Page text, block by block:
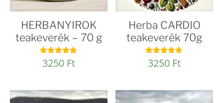
HERBANYIROK
teakeverék – 70 g
Értékelés:
4.82
3250 Ft
Herba CARDIO
teakeverék 70g
Értékelés:
5.00
3250 Ft